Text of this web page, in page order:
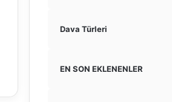
Dava Türleri
EN SON EKLENENLER